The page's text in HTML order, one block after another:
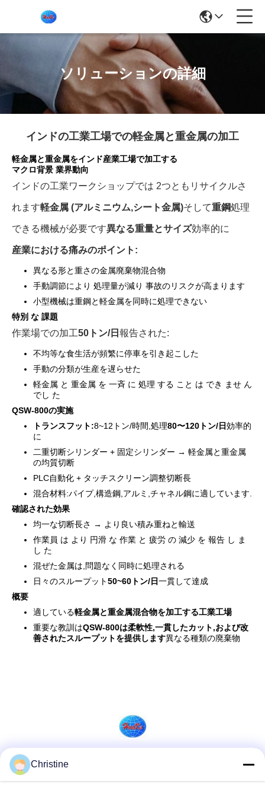
ソリューションの詳細
インドの工業工場での軽金属と重金属の加工
軽金属と重金属をインド産業工場で加工する
マクロ背景 業界動向
インドの工業ワークショップでは 2つともリサイクルさ
れます軽金属 (アルミニウム,シート金属)そして重鋼処理
できる機械が必要です異なる重量とサイズ効率的に
産業における痛みのポイント:
異なる形と重さの金属廃棄物混合物
手動調節により 処理量が減り 事故のリスクが高まります
小型機械は重鋼と軽金属を同時に処理できない
特別 な 課題
作業場での加工50トン/日 報告された:
不均等な食生活が頻繁に停車を引き起こした
手動の分類が生産を遅らせた
軽金属 と 重金属 を 一斉 に 処理 する こと は でき ませ ん
でし た
QSW-800の実施
トランスフット:8~12トン/時間,処理80〜120 トン/日効率的
に
二重切断シリンダー + 固定シリンダー → 軽金属と重金属
の均質切断
PLC自動化 + タッチスクリーン調整切断長
混合材料:パイプ,構造鋼,アルミ,チャネル鋼に適しています.
確認された効果
均一な切断長さ → より良い積み重ねと輸送
作業員 は より 円滑 な 作業 と 疲労 の 減少 を 報告 し ま
し た
混ぜた金属は,問題なく同時に処理される
日々のスループット50~60トン/日一貫して達成
概要
適している軽金属と重金属混合物を加工する工業工場
重要な教訓はQSW-800は柔軟性,一貫したカット,および改
善されたスループットを提供します異なる種類の廃棄物
Christine